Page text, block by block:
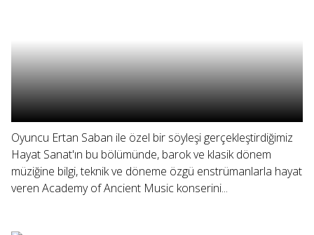
Oyuncu Ertan Saban ile özel bir söyleşi gerçekleştirdiğimiz
Hayat Sanat'ın bu bölümünde, barok ve klasik dönem
müziğine bilgi, teknik ve döneme özgü enstrümanlarla hayat
veren Academy of Ancient Music konserini...